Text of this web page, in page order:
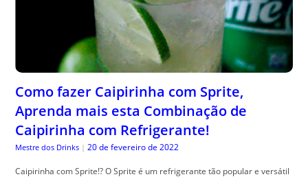
Como fazer Caipirinha com Sprite,
Aprenda mais esta Combinação de
Caipirinha com Refrigerante!
Mestre dos Drinks | 20 de fevereiro de 2022
Caipirinha com Sprite!? O Sprite é um refrigerante tão popular e versátil